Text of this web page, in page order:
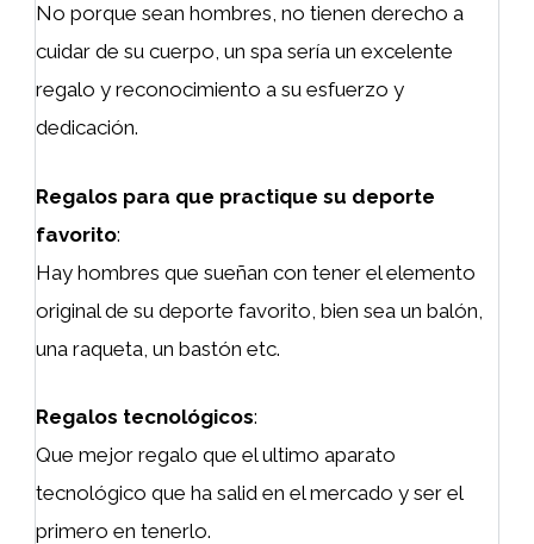
No porque sean hombres, no tienen derecho a
cuidar de su cuerpo, un spa sería un excelente
regalo y reconocimiento a su esfuerzo y
dedicación.
Regalos para que practique su deporte
favorito:
Hay hombres que sueñan con tener el elemento
original de su deporte favorito, bien sea un balón,
una raqueta, un bastón etc.
Regalos tecnológicos:
Que mejor regalo que el ultimo aparato
tecnológico que ha salid en el mercado y ser el
primero en tenerlo.